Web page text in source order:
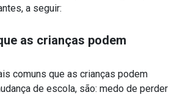
a seguir:
as crianças podem
comuns que as crianças podem
de escola, são: medo de perder